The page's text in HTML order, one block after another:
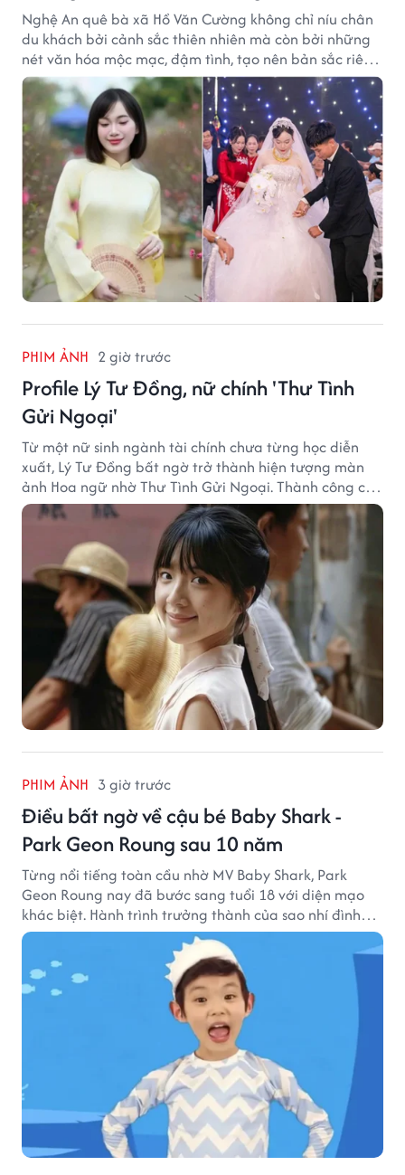
Nghệ An quê bà xã Hồ Văn Cường không chỉ níu chân
du khách bởi cảnh sắc thiên nhiên mà còn bởi những
nét văn hóa mộc mạc, đậm tình, tạo nên bản sắc riêng
của vùng đất xứ Nghệ.
PHIM ẢNH 2 giờ trước
Profile Lý Tư Đồng, nữ chính 'Thư Tình
Gửi Ngoại'
Từ một nữ sinh ngành tài chính chưa từng học diễn
xuất, Lý Tư Đồng bất ngờ trở thành hiện tượng màn
ảnh Hoa ngữ nhờ Thư Tình Gửi Ngoại. Thành công của
bộ phim doanh thu hơn 8.100 tỷ đồng đã mở ra bước
ngoặt lớn trong cuộc đời cô gái sinh năm 2004.
PHIM ẢNH 3 giờ trước
Điều bất ngờ về cậu bé Baby Shark -
Park Geon Roung sau 10 năm
Từng nổi tiếng toàn cầu nhờ MV Baby Shark, Park
Geon Roung nay đã bước sang tuổi 18 với diện mạo
khác biệt. Hành trình trưởng thành của sao nhí đình
đám một thời đang thu hút sự quan tâm của nhiều